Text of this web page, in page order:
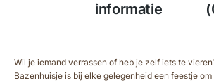
informatie
Wil je iemand verrassen of heb je zelf iets te
Bazenhuisje is bij elke gelegenheid een feestje